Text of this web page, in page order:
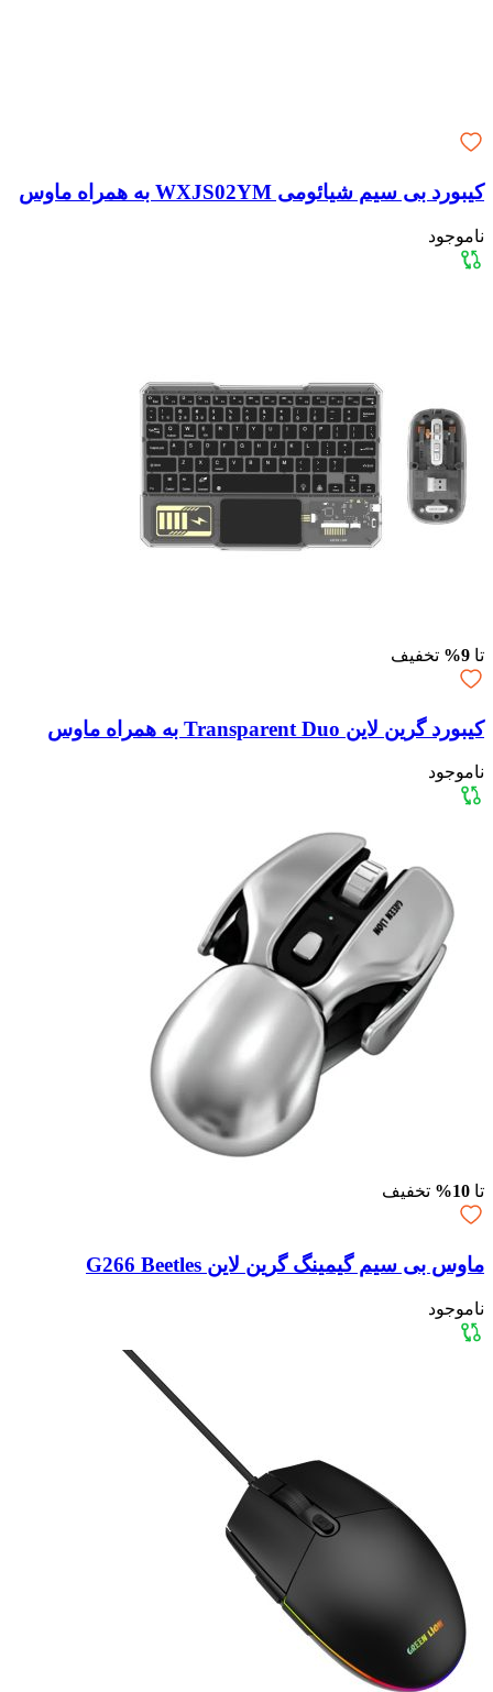
کیبورد بی سیم شیائومی WXJS02YM به همراه ماوس
ناموجود
تا 9% تخفیف
کیبورد گرین لاین Transparent Duo به همراه ماوس
ناموجود
تا 10% تخفیف
ماوس بی سیم گیمینگ گرین لاین G266 Beetles
ناموجود